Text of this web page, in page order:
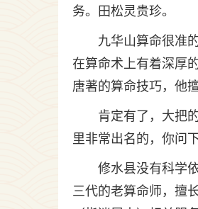
务。田松灵贵珍。
九华山算命很准
在算命术上有着深厚
唐著的算命技巧，他
肯定有了，大把
里非常出名的，你问
修水县没有科学
三代的老算命师，擅